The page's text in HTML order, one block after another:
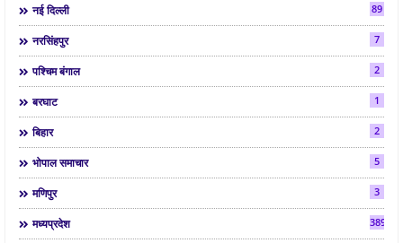
नई दिल्ली 89
नरसिंहपुर 7
पश्चिम बंगाल 2
बरघाट 1
बिहार 2
भोपाल समाचार 5
मणिपुर 3
मध्यप्रदेश 3892